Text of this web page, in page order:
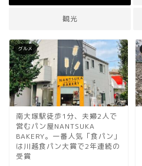
観光
グルメ
南大塚駅徒歩1分、夫婦2人で
営むパン屋NANTSUKA
BAKERY。一番人気「食パン」
は川越食パン大賞で2年連続の
受賞